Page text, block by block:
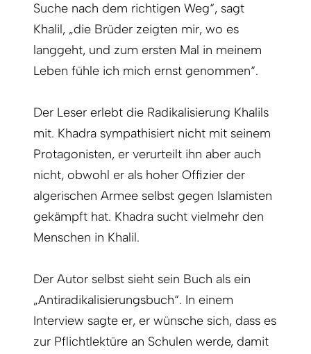
Suche nach dem richtigen Weg“, sagt
Khalil, „die Brüder zeigten mir, wo es
langgeht, und zum ersten Mal in meinem
Leben fühle ich mich ernst genommen“.
Der Leser erlebt die Radikalisierung Khalils
mit. Khadra sympathisiert nicht mit seinem
Protagonisten, er verurteilt ihn aber auch
nicht, obwohl er als hoher Offizier der
algerischen Armee selbst gegen Islamisten
gekämpft hat. Khadra sucht vielmehr den
Menschen in Khalil.
Der Autor selbst sieht sein Buch als ein
„Antiradikalisierungsbuch“. In einem
Interview sagte er, er wünsche sich, dass es
zur Pflichtlektüre an Schulen werde, damit